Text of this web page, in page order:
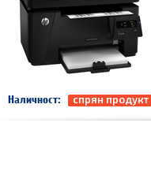
Наличност: спрян продукт